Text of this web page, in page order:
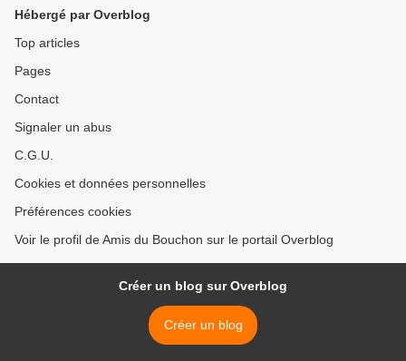
Hébergé par Overblog
Top articles
Pages
Contact
Signaler un abus
C.G.U.
Cookies et données personnelles
Préférences cookies
Voir le profil de Amis du Bouchon sur le portail Overblog
Créer un blog sur Overblog
Créer un blog